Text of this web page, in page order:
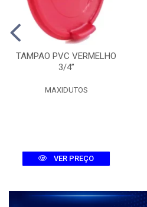
TAMPAO PVC VERMELHO
3/4”
MAXIDUTOS
VER PREÇO